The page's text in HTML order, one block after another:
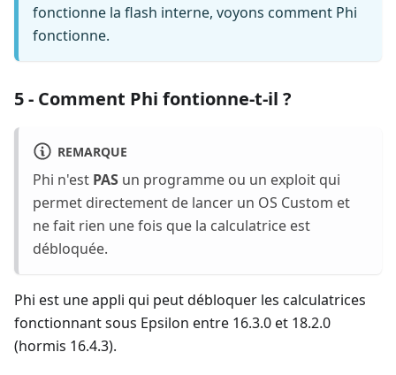
fonctionne la flash interne, voyons comment Phi
fonctionne.
5 - Comment Phi fontionne-t-il ?
REMARQUE
Phi n'est PAS un programme ou un exploit qui
permet directement de lancer un OS Custom et
ne fait rien une fois que la calculatrice est
débloquée.
Phi est une appli qui peut débloquer les calculatrices
fonctionnant sous Epsilon entre 16.3.0 et 18.2.0
(hormis 16.4.3).